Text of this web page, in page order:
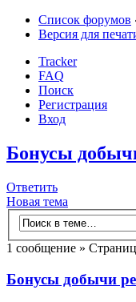
Список форумов
Версия для
Tracker
FAQ
Поиск
Регистрация
Вход
Бонусы
Ответить
Новая тема
1 сообщение »
Бонусы добычи